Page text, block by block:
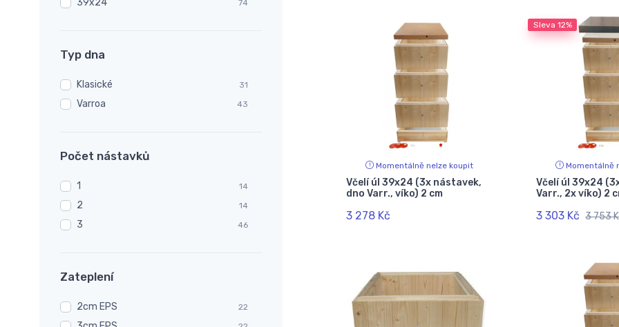
39x24 74
Typ dna
Klasické 31
Varroa 43
Počet nástavků
1 14
2 14
3 46
Zateplení
2cm EPS 22
Momentálně nelze koupit
Včelí úl 39x24 (3x nástavek,
dno Varr., víko) 2 cm
3 278 Kč
Sleva 12%
Momentálně
Včelí úl 39x24
Varr., 2x víko) 2
3 303 Kč 3 753